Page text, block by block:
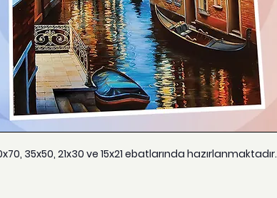
35x50, 21x30 ve 15x21 ebatlarında hazırlanmaktadır.